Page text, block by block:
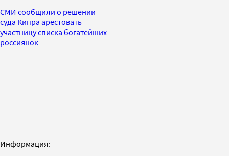
СМИ сообщили о решении
суда Кипра арестовать
участницу списка богатейших
россиянок
Информация: